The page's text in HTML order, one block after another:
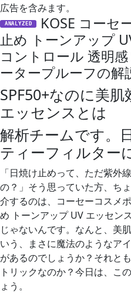
広告を含みます。
ANALYZED
KOSE コーセ
止め トーンアップ
コントロール 透明感
ータープルーフの解
SPF50+なのに美
エッセンスとは
解析チームです。
ティーフィルター
「日焼け止めって、ただ紫外
の？」そう思っていた方、ち
介するのは、コーセーコスメ
め トーンアップ UV エッセン
じゃないんです。なんと、美
いう、まさに魔法のようなア
があるのでしょうか？それと
トリックなのか？今日は、こ
ょう。